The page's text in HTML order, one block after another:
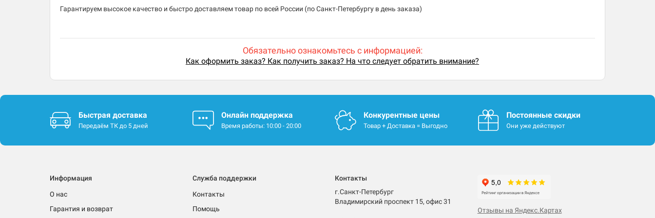
Гарантируем высокое качество и быстро доставляем товар по всей России (по Санкт-Петербургу в день заказа)
Обязательно ознакомьтесь с информацией:
Как оформить заказ? Как получить заказ? На что следует обратить внимание?
Быстрая доставка
Передаём ТК до 5 дней
Онлайн поддержка
Время работы: 10:00 - 20:00
Конкурентные цены
Товар + Доставка = Выгодно
Постоянные скидки
Они уже действуют
Информация
О нас
Гарантия и возврат
Служба поддержки
Контакты
Помощь
Контакты
г.Санкт-Петербург
Владимирский проспект 15, офис 31
Отзывы на Яндекс.Картах